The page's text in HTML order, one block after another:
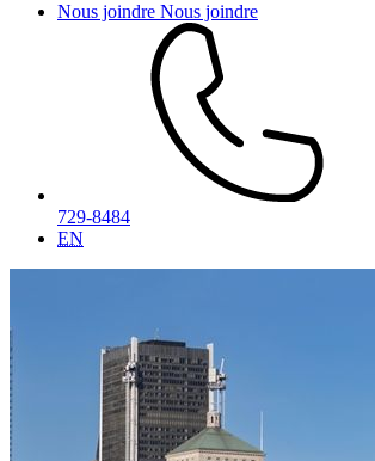
Nous joindre Nous joindre
729-8484
EN